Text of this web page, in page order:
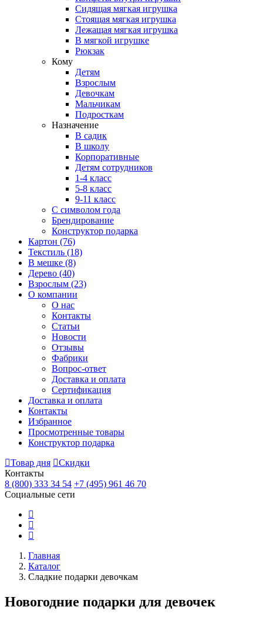
Сидящая мягкая игрушка
Стоящая мягкая игрушка
Лежащая мягкая игрушка
В мягкой игрушке
Рюкзак
Кому
Детям
Взрослым
Девочкам
Мальчикам
Подросткам
Назначение
В садик
В школу
Корпоративные
Детям сотрудников
1-4 класс
5-8 класс
9-11 класс
С символом года
Брендирование
Конструктор подарка
Картон (76)
Текстиль (18)
В мешке (8)
Дерево (40)
Взрослым (23)
О компании
О нас
Контакты
Статьи
Новости
Отзывы
Фабрики
Вопрос-ответ
Доставка и оплата
Сертификация
Доставка и оплата
Контакты
Избранное
Просмотренные товары
Конструктор подарка
Товар дня
Скидки
Контакты
8 (800) 333 34 54 +7 (495) 961 46 70
Социальные сети
Главная
Каталог
Сладкие подарки девочкам
Новогодние подарки для девочек